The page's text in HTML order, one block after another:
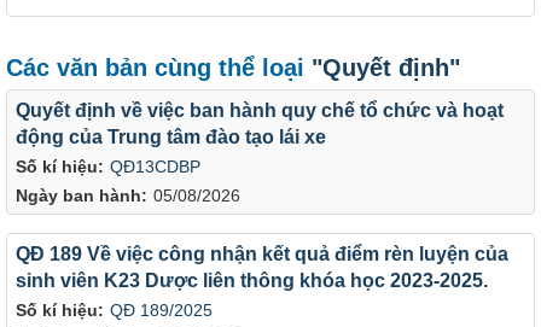
Các văn bản cùng thể loại "Quyết định"
Số kí hiệu: QĐ13CDBP
Ngày ban hành: 05/08/2026
Quyết định về việc ban hành quy chế tổ chức và hoạt
động của Trung tâm đào tạo lái xe
Số kí hiệu: QĐ 189/2025
QĐ 189 Về việc công nhận kết quả điểm rèn luyện của
sinh viên K23 Dược liên thông khóa học 2023-2025.